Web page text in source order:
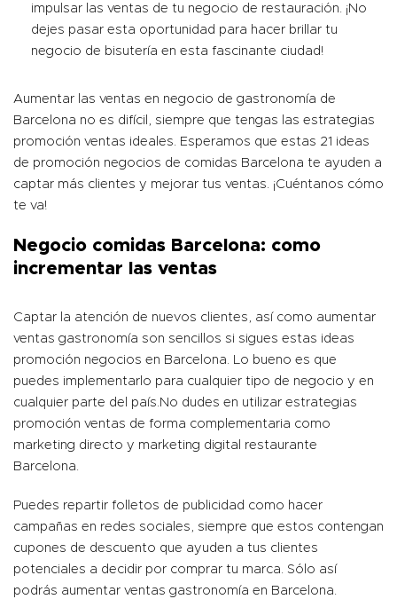
impulsar las ventas de tu negocio de restauración. ¡No
dejes pasar esta oportunidad para hacer brillar tu
negocio de bisutería en esta fascinante ciudad!
Aumentar las ventas en negocio de gastronomía de
Barcelona no es difícil, siempre que tengas las estrategias
promoción ventas ideales. Esperamos que estas 21 ideas
de promoción negocios de comidas Barcelona te ayuden a
captar más clientes y mejorar tus ventas. ¡Cuéntanos cómo
te va!
Negocio comidas Barcelona: como
incrementar las ventas
Captar la atención de nuevos clientes, así como aumentar
ventas gastronomía son sencillos si sigues estas ideas
promoción negocios en Barcelona. Lo bueno es que
puedes implementarlo para cualquier tipo de negocio y en
cualquier parte del país.No dudes en utilizar estrategias
promoción ventas de forma complementaria como
marketing directo y marketing digital restaurante
Barcelona.
Puedes repartir folletos de publicidad como hacer
campañas en redes sociales, siempre que estos contengan
cupones de descuento que ayuden a tus clientes
potenciales a decidir por comprar tu marca. Sólo así
podrás aumentar ventas gastronomía en Barcelona.